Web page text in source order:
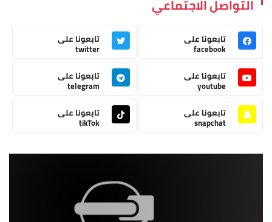
التواصل الاجتماعي
تابعونا على
facebook
تابعونا على
twitter
تابعونا على
youtube
تابعونا على
telegram
تابعونا على
snapchat
تابعونا على
tikTok